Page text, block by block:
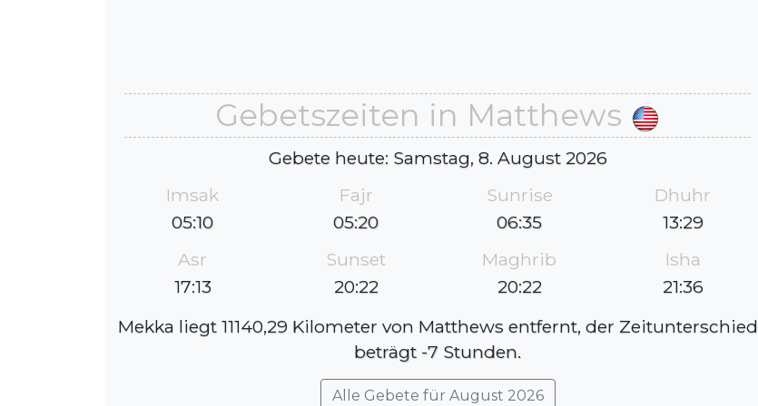
Gebetszeiten in Matthews
Gebete heute: Samstag, 8. August 2026
Imsak
05:10
Fajr
05:20
Sunrise
06:35
Dhuhr
13:29
Asr
17:13
Sunset
20:22
Maghrib
20:22
Isha
21:36
Mekka liegt 11140,29 Kilometer von Matthews entfernt, der Zeitunterschied
beträgt -7 Stunden.
Alle Gebete für August 2026